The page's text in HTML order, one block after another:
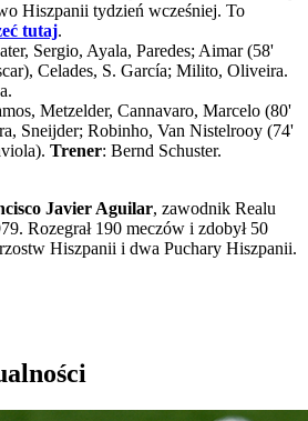
Hiszpanii tydzień wcześniej. To
tutaj.
Sergio, Ayala, Paredes; Aimar (58'
Celades, S. García; Milito, Oliveira.
Metzelder, Cannavaro, Marcelo (80'
Sneijder; Robinho, Van Nistelrooy (74'
Trener: Bernd Schuster.
Javier Aguilar, zawodnik Realu
Rozegrał 190 meczów i zdobył 50
Hiszpanii i dwa Puchary Hiszpanii.